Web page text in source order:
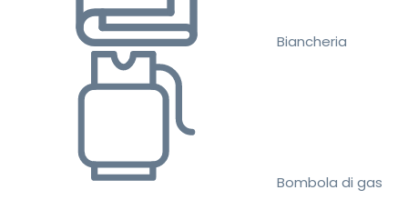
Biancheria
Bombola di gas